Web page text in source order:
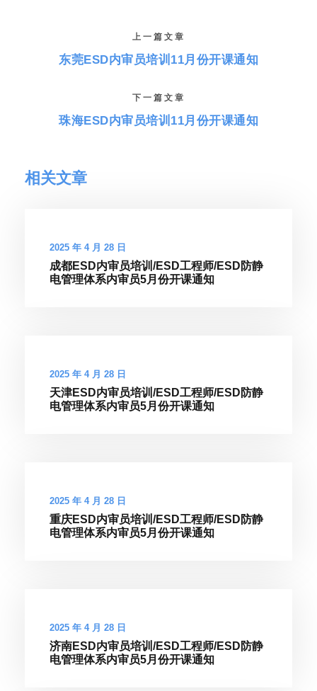
上一篇文章
东莞ESD内审员培训11月份开课通知
下一篇文章
珠海ESD内审员培训11月份开课通知
相关文章
2025 年 4 月 28 日
成都ESD内审员培训/ESD工程师/ESD防静
电管理体系内审员5月份开课通知
2025 年 4 月 28 日
天津ESD内审员培训/ESD工程师/ESD防静
电管理体系内审员5月份开课通知
2025 年 4 月 28 日
重庆ESD内审员培训/ESD工程师/ESD防静
电管理体系内审员5月份开课通知
2025 年 4 月 28 日
济南ESD内审员培训/ESD工程师/ESD防静
电管理体系内审员5月份开课通知